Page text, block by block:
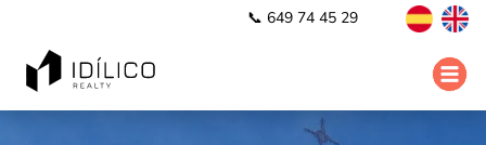
📞 649 74 45 29